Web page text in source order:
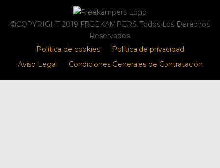
©COPYRIGHT 2019 FREEKAMPERS. Todos Los Derechos
Reservados.
Política de cookies
Política de privacidad
Aviso Legal
Condiciones Generales de Contratación